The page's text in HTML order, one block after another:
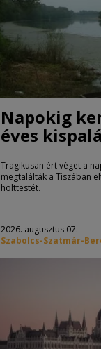
Napokig
éves
Tragikusan ért véget a
megtalálták a Tiszában
holttestét.
2026. augusztus 07.
Szabolcs-Szatmár-